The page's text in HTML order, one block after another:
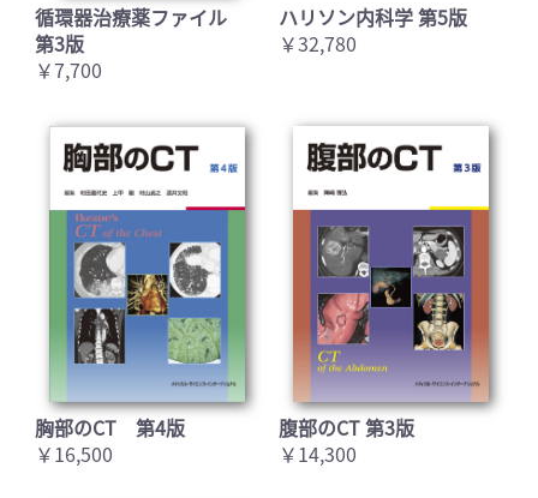
循環器治療薬ファイル
第3版
￥7,700
ハリソン内科学 第5版
￥32,780
胸部のCT 第4版
￥16,500
腹部のCT 第3版
￥14,300